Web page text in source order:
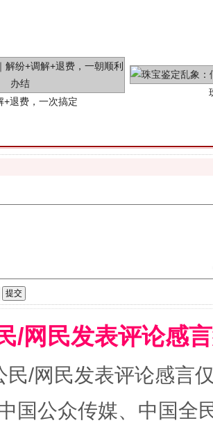
雪山、麦地、白藏房 除
/网民发表评论感
民/网民发表评论感言
国公众传媒、中国全